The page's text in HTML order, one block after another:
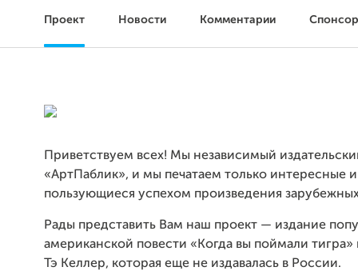
Проект Новости Комментарии
Приветствуем всех! Мы независимый
«АртПаблик», и мы печатаем только интересные и
пользующиеся успехом произведения
Рады представить Вам наш проект — издание
американской повести «Когда вы поймали тигра»
Тэ Келлер, которая еще не издавалась в России.